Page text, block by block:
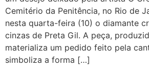
Cemitério da Penitência, no Rio de
nesta quarta-feira (10) o diamante
cinzas de Preta Gil. A peça,
materializa um pedido feito pela
simboliza a forma […]